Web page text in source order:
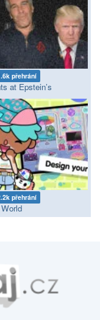
přehrání
at Epstein’s
přehrání